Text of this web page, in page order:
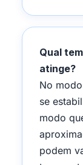
Qual
atinge?
No
se
modo
podem